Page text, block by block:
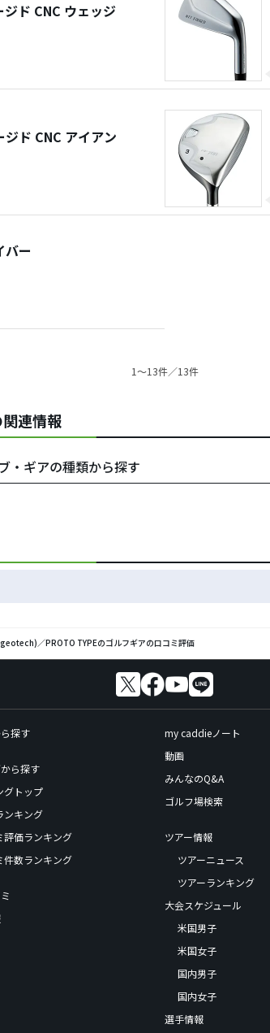
ド CNC ウェッジ
ジド CNC アイアン
バー
1〜13件／13件
連情報
・ギアの種類から探す
／PROTO TYPEのゴルフギアの口コミ評価
探す
ら探す
グトップ
ンキング
評価ランキング
件数ランキング
my caddieノート
動画
みんなのQ&A
ゴルフ場検索
ツアー情報
ツアーニュース
ツアーランキング
大会スケジュール
米国男子
米国女子
国内男子
国内女子
選手情報